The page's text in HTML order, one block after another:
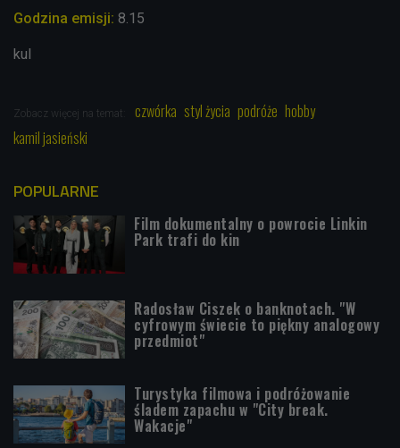
Godzina emisji: 8.15
kul
Zobacz więcej na temat: czwórka styl życia podróże hobby
kamil jasieński
POPULARNE
Film dokumentalny o powrocie Linkin
Park trafi do kin
Radosław Ciszek o banknotach. "W
cyfrowym świecie to piękny analogowy
przedmiot"
Turystyka filmowa i podróżowanie
śladem zapachu w "City break.
Wakacje"